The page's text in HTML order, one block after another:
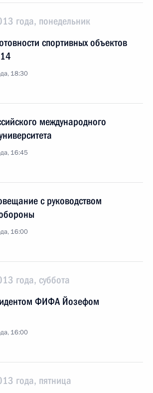
года, понедельник
спортивных объектов
18:30
международного
16:45
с руководством
16:00
года, суббота
ФИФА Йозефом
16:00
года, пятница